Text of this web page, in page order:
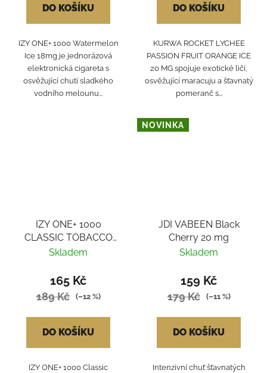
DO KOŠÍKU
IZY ONE+ 1000 Watermelon
Ice 18mg je jednorázová
elektronická cigareta s
osvěžující chutí sladkého
vodního melounu...
DO KOŠÍKU
KURWA ROCKET LYCHEE
PASSION FRUIT ORANGE ICE
20 MG spojuje exotické liči,
osvěžující maracuju a šťavnatý
pomeranč s...
IZY ONE+ 1000
CLASSIC TOBACCO
18MG
Skladem
165 Kč
189 Kč (–12 %)
DO KOŠÍKU
IZY ONE+ 1000 Classic
NOVINKA
JDI VABEEN Black
Cherry 20 mg
Skladem
159 Kč
179 Kč (–11 %)
DO KOŠÍKU
Intenzivní chuť šťavnatých